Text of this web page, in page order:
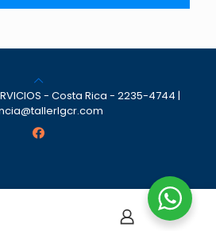
- Costa Rica - 2235-4744 |